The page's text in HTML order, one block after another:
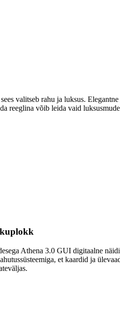
valitseb rahu ja luksus.
reeglina võib leida vaid
Athena 3.0 GUI digitaalne
et kaardid ja